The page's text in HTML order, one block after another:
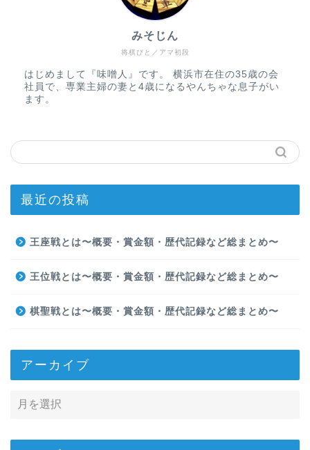
将棋びと／アマ初段
みそじん
はじめまして『味噌人』です。 横浜市在住の35歳の会
社員で、専業主婦の妻と4歳になるやんちゃな息子がい
ます。
最近の投稿
王座戦とは〜概要・賞金額・歴代記録など総まとめ〜
王位戦とは〜概要・賞金額・歴代記録など総まとめ〜
棋聖戦とは〜概要・賞金額・歴代記録など総まとめ〜
アーカイブ